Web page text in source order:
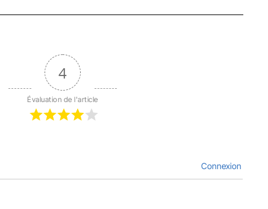
4
Évaluation de l'article
Connexion